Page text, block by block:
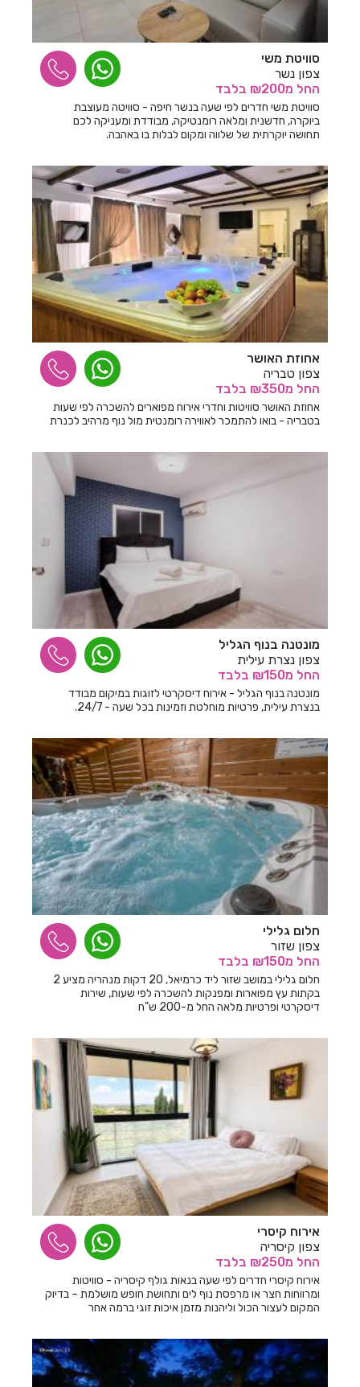
חדרים לפי שעה בסביון
חדרים לפי שעה בסגולה
חדרים לפי שעה בסתריה
חדרים לפי שעה בעבדון
חדרים לפי שעה בעולש
חדרים לפי שעה בעופר
חדרים לפי שעה בעזריקם
חדרים לפי שעה בעין איילה
חדרים לפי שעה בעין דור
חדרים לפי שעה בעין הוד
חדרים לפי שעה בעין ורד
חדרים לפי שעה בעין יהב
חדרים לפי שעה בעין יעקב
חדרים לפי שעה בעמק חפר
חדרים לפי שעה בעמק יזרעאל
חדרים לפי שעה בעפולה
חדרים לפי שעה בערד
חדרים לפי שעה בפוריה
חדרים לפי שעה בפעמי תשז
חדרים לפי שעה בפקיעין החדשה
חדרים לפי שעה בפרדס חנה
חדרים לפי שעה בפתח תקווה
חדרים לפי שעה בצבעון
חדרים לפי שעה בצומת מסמיה
חדרים לפי שעה בצור הדסה
חדרים לפי שעה בצוריאל
חדרים לפי שעה בצורית
חדרים לפי שעה בצפרירים
חדרים לפי שעה בצפת
חדרים לפי שעה בקיבוץ מורן
חדרים לפי שעה בקיסריה
חדרים לפי שעה בקלע אלון
חדרים לפי שעה בקצרין
חדרים לפי שעה בקריית חיים
חדרים לפי שעה בקריית טבעון
חדרים לפי שעה בקרית אתא
חדרים לפי שעה בקרית ביאליק
חדרים לפי שעה בקרית גת
חדרים לפי שעה בקרית חיים
חדרים לפי שעה בקרית ים
חדרים לפי שעה בקרית מוצקין
חדרים לפי שעה בקרית עקרון
סוויטת משי
צפון נשר
החל מ₪200 בלבד
סוויטת משי חדרים לפי שעה בנשר חיפה - סוויטה מעוצבת
ביוקרה, חדשנית ומלאה רומנטיקה, מבודדת ומעניקה לכם
תחושה יוקרתית של שלווה ומקום לבלות בו באהבה.
אחוזת האושר
צפון טבריה
החל מ₪350 בלבד
אחוזת האושר סוויטות וחדרי אירוח מפוארים להשכרה לפי שעות
בטבריה - בואו להתמכר לאווירה רומנטית מול נוף מרהיב לכנרת
מונטנה בנוף הגליל
צפון נצרת עילית
החל מ₪150 בלבד
מונטנה בנוף הגליל - אירוח דיסקרטי לזוגות במיקום מבודד
בנצרת עילית, פרטיות מוחלטת וזמינות בכל שעה - 24/7.
חלום גלילי
צפון שזור
החל מ₪150 בלבד
חלום גלילי במושב שזור ליד כרמיאל, 20 דקות מנהריה מציע 2
בקתות עץ מפוארות ומפנקות להשכרה לפי שעות, שירות
דיסקרטי ופרטיות מלאה החל מ-200 ש"ח
אירוח קיסרי
צפון קיסריה
החל מ₪250 בלבד
אירוח קיסרי חדרים לפי שעה בנאות גולף קיסריה - סוויטות
ומרווחות חצר או מרפסת נוף לים ותחושת חופש מושלמת – בדיוק
המקום לעצור הכול וליהנות מזמן איכות זוגי ברמה אחר